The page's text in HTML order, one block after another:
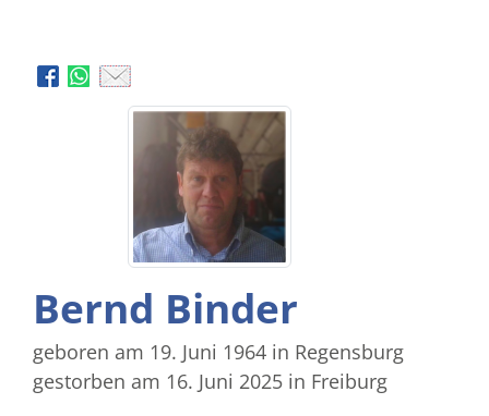
Bernd Binder
geboren am 19. Juni 1964 in Regensburg
gestorben am 16. Juni 2025 in Freiburg